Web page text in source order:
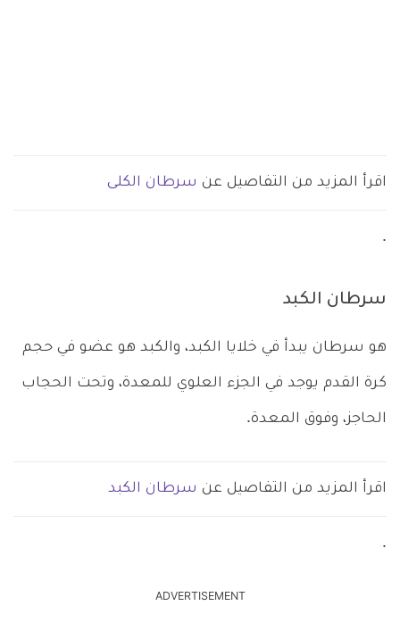
اقرأ المزيد من التفاصيل عن سرطان الكلى
.
سرطان الكبد
هو سرطان يبدأ في خلايا الكبد، والكبد هو عضو في حجم
كرة القدم يوجد في الجزء العلوي للمعدة، وتحت الحجاب
الحاجز، وفوق المعدة.
اقرأ المزيد من التفاصيل عن سرطان الكبد
.
ADVERTISEMENT